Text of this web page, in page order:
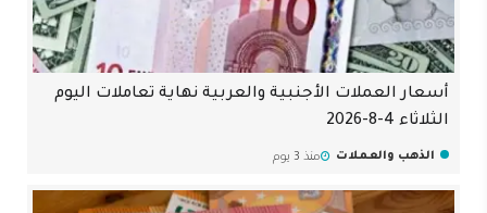
أسعار العملات الأجنبية والعربية نهاية تعاملات اليوم
الثلاثاء 4-8-2026
الذهب والعملات منذ 3 يوم